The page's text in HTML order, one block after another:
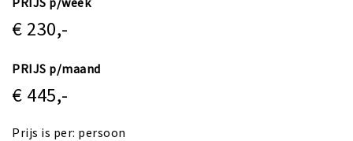
€ 230,-
PRIJS p/maand
€ 445,-
Prijs is per: persoon